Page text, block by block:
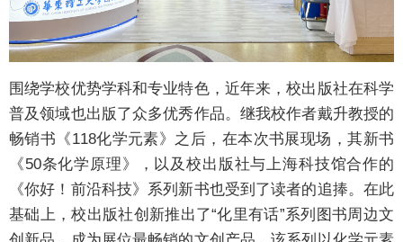
围绕学校优势学科和专业特色，近年来，校出版社在科学
普及领域也出版了众多优秀作品。继我校作者戴升教授的
畅销书《118化学元素》之后，在本次书展现场，其新书
《50条化学原理》，以及校出版社与上海科技馆合作的
《你好！前沿科技》系列新书也受到了读者的追捧。在此
基础上，校出版社创新推出了“化里有话”系列图书周边文